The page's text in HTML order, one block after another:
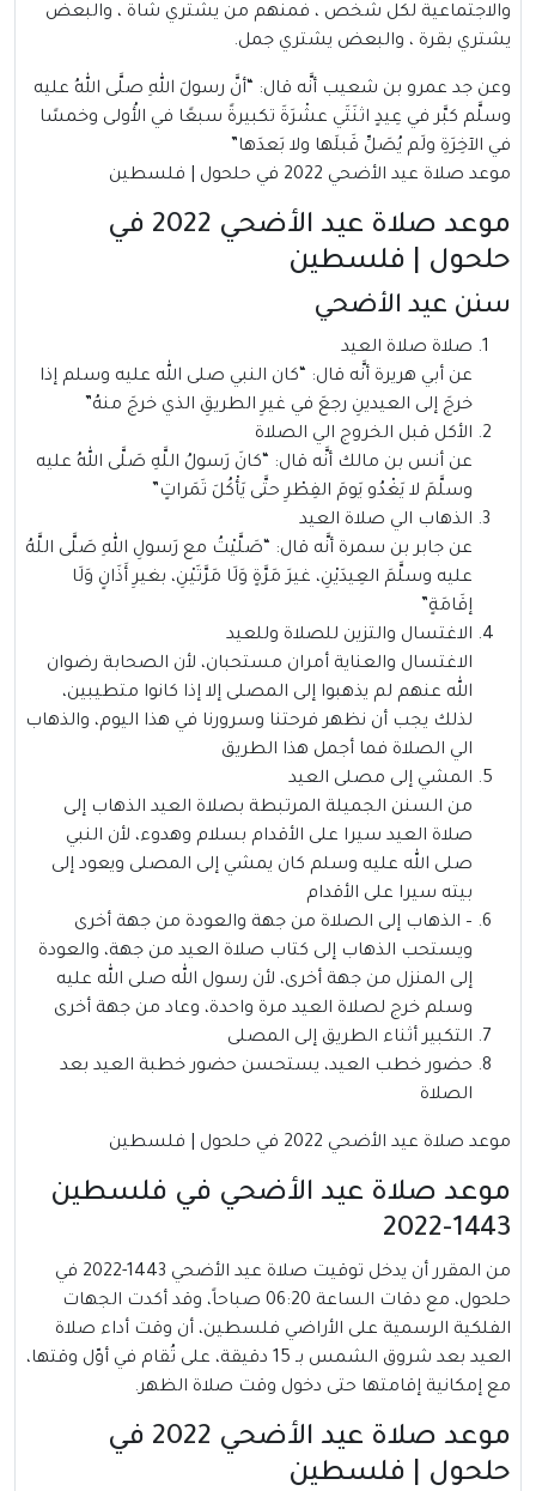
والاجتماعية لكل شخص ، فمنهم من يشتري شاة ، والبعض
يشتري بقرة ، والبعض يشتري جمل.
وعن جد عمرو بن شعيب أنَّه قال: “أنَّ رسولَ اللهِ صلَّى اللهُ عليه
وسلَّم كبَّر في عِيدٍ اثنَتَي عشْرَةَ تكبيرةً سبعًا في الأُولى وخمسًا
في الآخِرَةِ ولَم يُصَلِّ قَبلَها ولا بَعدَها”
موعد صلاة عيد الأضحي 2022 في حلحول | فلسطين
موعد صلاة عيد الأضحي 2022 في
حلحول | فلسطين
سنن عيد الأضحي
صلاة صلاة العيد
عن أبي هريرة أنَّه قال: “كان النبي صلى الله عليه وسلم إذا
خرجَ إلى العيدينِ رجعَ في غيرِ الطريقِ الذي خرجَ منهُ”
الأكل قبل الخروج الي الصلاة
عن أنس بن مالك أنَّه قال: “كانَ رَسولُ اللَّهِ صَلَّى اللهُ عليه
وسلَّمَ لا يَغْدُو يَومَ الفِطْرِ حتَّى يَأْكُلَ تَمَراتٍ”
الذهاب الي صلاة العيد
عن جابر بن سمرة أنَّه قال: “صَلَّيْتُ مع رَسولِ اللهِ صَلَّى اللَّهُ
عليه وسلَّمَ العِيدَيْنِ، غيرَ مَرَّةٍ وَلَا مَرَّتَيْنِ، بغيرِ أَذَانٍ وَلَا
إقَامَةٍ”
الاغتسال والتزين للصلاة وللعيد
الاغتسال والعناية أمران مستحبان، لأن الصحابة رضوان
الله عنهم لم يذهبوا إلى المصلى إلا إذا كانوا متطيبين،
لذلك يجب أن نظهر فرحتنا وسرورنا في هذا اليوم، والذهاب
الي الصلاة فما أجمل هذا الطريق
المشي إلى مصلى العيد
من السنن الجميلة المرتبطة بصلاة العيد الذهاب إلى
صلاة العيد سيرا على الأقدام بسلام وهدوء، لأن النبي
صلى الله عليه وسلم كان يمشي إلى المصلى ويعود إلى
بيته سيرا على الأقدام
– الذهاب إلى الصلاة من جهة والعودة من جهة أخرى
ويستحب الذهاب إلى كتاب صلاة العيد من جهة، والعودة
إلى المنزل من جهة أخرى، لأن رسول الله صلى الله عليه
وسلم خرج لصلاة العيد مرة واحدة، وعاد من جهة أخرى
التكبير أثناء الطريق إلى المصلى
حضور خطب العيد، يستحسن حضور خطبة العيد بعد
الصلاة
موعد صلاة عيد الأضحي 2022 في حلحول | فلسطين
موعد صلاة عيد الأضحي في فلسطين
1443-2022
من المقرر أن يدخل توقيت صلاة عيد الأضحي 1443-2022 في
حلحول، مع دقات الساعة 06:20 صباحاً، وقد أكدت الجهات
الفلكية الرسمية على الأراضي فلسطين، أن وقت أداء صلاة
العيد بعد شروق الشمس بـ 15 دقيقة، على تُقام في أوّل وقتها،
مع إمكانية إقامتها حتى دخول وقت صلاة الظهر.
موعد صلاة عيد الأضحي 2022 في
حلحول | فلسطين